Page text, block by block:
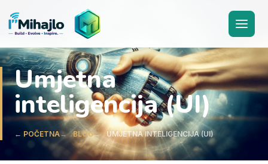
I'Mihajlo
Umjetna
inteligencija (UI)
← POČETNA BLOG UMJETNA INTELIGENCIJA (UI)